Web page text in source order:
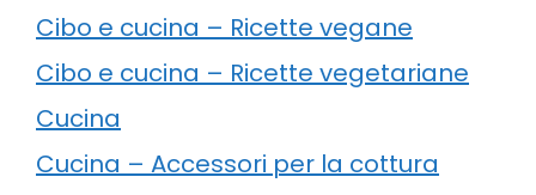
Cibo e cucina – Ricette vegane
Cibo e cucina – Ricette vegetariane
Cucina
Cucina – Accessori per la cottura